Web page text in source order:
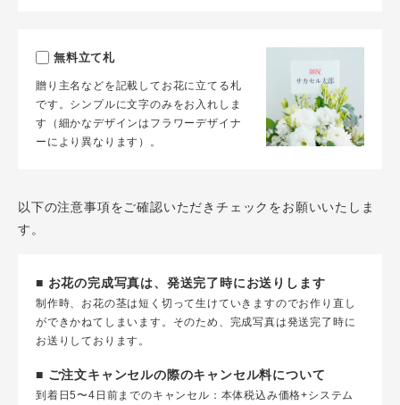
無料立て札
贈り主名などを記載してお花に立てる札
です。シンプルに文字のみをお入れしま
す（細かなデザインはフラワーデザイナ
ーにより異なります）。
以下の注意事項をご確認いただきチェックをお願いいたしま
す。
■ お花の完成写真は、発送完了時にお送りします
制作時、お花の茎は短く切って生けていきますのでお作り直し
ができかねてしまいます。そのため、完成写真は発送完了時に
お送りしております。
■ ご注文キャンセルの際のキャンセル料について
到着日5〜4日前までのキャンセル：本体税込み価格+システム